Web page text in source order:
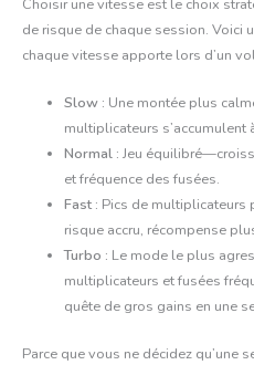
Choisir une vitesse est le choix
de risque de chaque session. Voici
chaque vitesse apporte lors d’un
Slow : Une montée plus
multiplicateurs s’accumulent
Normal : Jeu
et fréquence des fusées.
Fast : Pics de
risque accru, récompense
Turbo : Le mode le plus
multiplicateurs et fusées
quête de gros gains en une
Parce que vous ne décidez qu’une